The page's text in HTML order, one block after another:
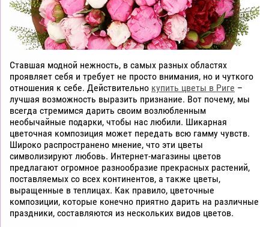
Ставшая модной нежность, в самых разных областях
проявляет себя и требует не просто внимания, но и чуткого
отношения к себе. Действительно купить цветы в Риге –
лучшая возможность выразить признание. Вот почему, мы
всегда стремимся дарить своим возлюбленным
необычайные подарки, чтобы нас любили. Шикарная
цветочная композиция может передать всю гамму чувств.
Широко распространено мнение, что эти цветы
символизируют любовь. Интернет-магазины цветов
предлагают огромное разнообразие прекрасных растений,
поставляемых со всех континентов, а также цветы,
выращенные в теплицах. Как правило, цветочные
композиции, которые конечно приятно дарить на различные
праздники, составляются из нескольких видов цветов.